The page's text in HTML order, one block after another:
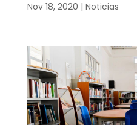
Nov 18, 2020 | Noticias